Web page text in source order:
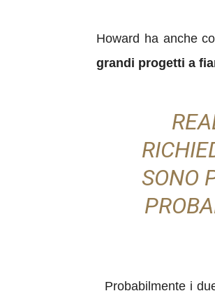
Howard ha anche
grandi progetti a
SONO
Probabilmente i